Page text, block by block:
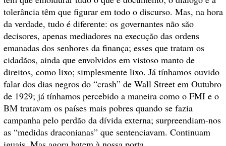
tolerância têm que figurar em todo o discurso. Mas, na hora
da verdade, tudo é diferente: os governantes não são
decisores, apenas mediadores na execução das ordens
emanadas dos senhores da finança; esses que tratam os
cidadãos, ainda que envolvidos em vistoso manto de
direitos, como lixo; simplesmente lixo. Já tínhamos ouvido
falar dos dias negros do “crash” de Wall Street em Outubro
de 1929; já tínhamos percebido a maneira como o FMI e o
BM tratavam os países mais pobres quando se fazia
campanha pelo perdão da dívida externa; surpreendiam-nos
as “medidas draconianas” que sentenciavam. Continuam